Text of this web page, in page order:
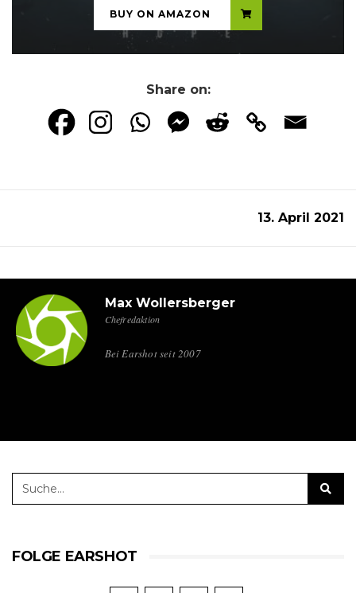
BUY ON AMAZON
Share on:
13. April 2021
Max Wollersberger
Chefredaktion
Bei Earshot seit 2007
FOLGE EARSHOT